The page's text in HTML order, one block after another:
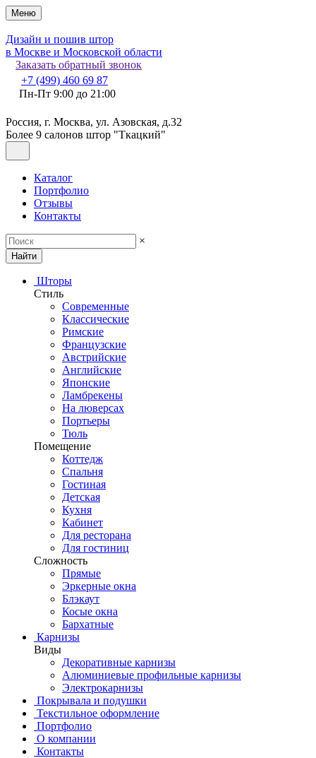
Меню
Дизайн и пошив штор
в Москве и Московской области
Заказать обратный звонок
+7 (499) 460 69 87
Пн-Пт 9:00 до 21:00
Россия, г. Москва, ул. Азовская, д.32
Более 9 салонов штор "Ткацкий"
Каталог
Портфолио
Отзывы
Контакты
×
Найти
Шторы
Стиль
Современные
Классические
Римские
Французские
Австрийские
Английские
Японские
Ламбрекены
На люверсах
Портьеры
Тюль
Помещение
Коттедж
Спальня
Гостиная
Детская
Кухня
Кабинет
Для ресторана
Для гостиниц
Сложность
Прямые
Эркерные окна
Блэкаут
Косые окна
Бархатные
Карнизы
Виды
Декоративные карнизы
Алюминиевые профильные карнизы
Электрокарнизы
Покрывала и подушки
Текстильное оформление
Портфолио
О компании
Контакты